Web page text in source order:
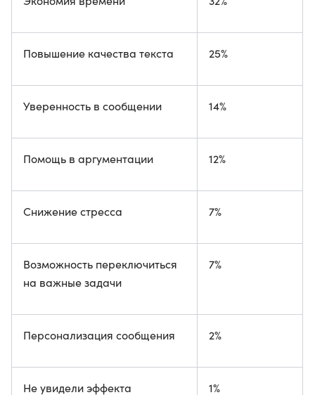
Повышение качества текста 25%
Уверенность в сообщении 14%
Помощь в аргументации 12%
Снижение стресса 7%
Возможность переключиться
на важные задачи
7%
Персонализация сообщения 2%
Не увидели эффекта 1%